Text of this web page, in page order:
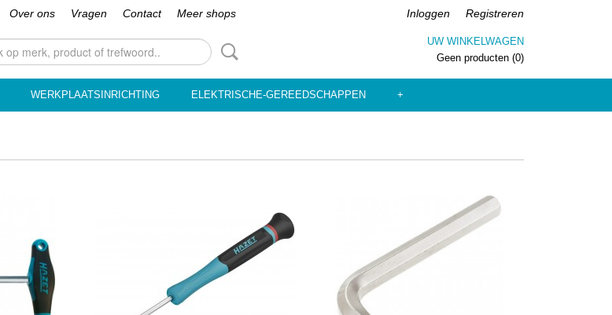
Over ons Vragen Contact Meer shops Inloggen Registreren
UW WINKELWAGEN
Geen producten (0)
WERKPLAATSINRICHTING ELEKTRISCHE-GEREEDSCHAPPEN +